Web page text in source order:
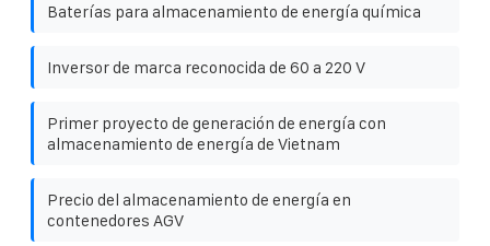
Baterías para almacenamiento de energía química
Inversor de marca reconocida de 60 a 220 V
Primer proyecto de generación de energía con
almacenamiento de energía de Vietnam
Precio del almacenamiento de energía en
contenedores AGV